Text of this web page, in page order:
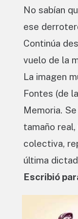
No sabían
ese
Continúa
vuelo de la
La imagen
Fontes (de
Memoria.
tamaño
colectiva,
última
Escribió